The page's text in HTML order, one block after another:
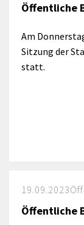
Öffentliche
Am
Sitzung der
statt.
19.09.2023
Öffentliche